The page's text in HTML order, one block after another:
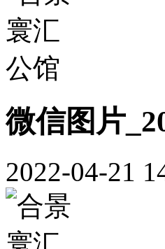
微信图片
2022-04-21